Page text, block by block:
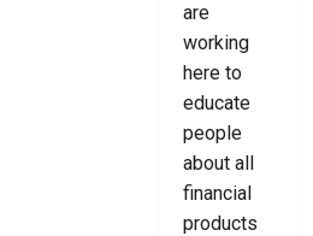
are
working
here to
educate
people
about all
financial
products